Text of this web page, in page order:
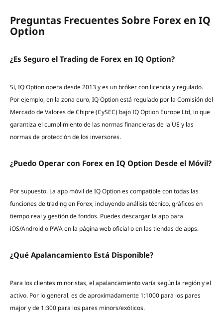
Preguntas Frecuentes Sobre Forex en IQ
Option
¿Es Seguro el Trading de Forex en IQ Option?
Sí, IQ Option opera desde 2013 y es un bróker con licencia y regulado.
Por ejemplo, en la zona euro, IQ Option está regulado por la Comisión del
Mercado de Valores de Chipre (CySEC) bajo IQ Option Europe Ltd, lo que
garantiza el cumplimiento de las normas financieras de la UE y las
normas de protección de los inversores.
¿Puedo Operar con Forex en IQ Option Desde el Móvil?
Por supuesto. La app móvil de IQ Option es compatible con todas las
funciones de trading en Forex, incluyendo análisis técnico, gráficos en
tiempo real y gestión de fondos. Puedes descargar la app para
iOS/Android o PWA en la página web oficial o en las tiendas de apps.
¿Qué Apalancamiento Está Disponible?
Para los clientes minoristas, el apalancamiento varía según la región y el
activo. Por lo general, es de aproximadamente 1:1000 para los pares
major y de 1:300 para los pares minors/exóticos.